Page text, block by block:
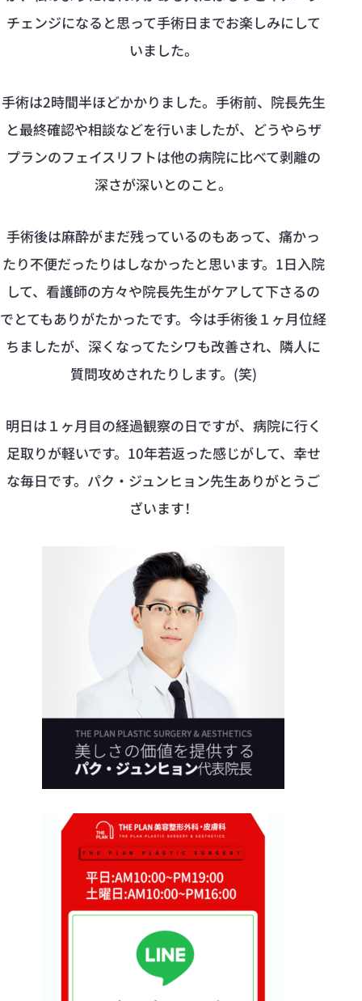
チェンジになると思って手術日までお楽しみにして
いました。
手術は2時間半ほどかかりました。手術前、院長先生
と最終確認や相談などを行いましたが、どうやらザ
プランのフェイスリフトは他の病院に比べて剥離の
深さが深いとのこと。
手術後は麻酔がまだ残っているのもあって、痛かっ
たり不便だったりはしなかったと思います。1日入院
して、看護師の方々や院長先生がケアして下さるの
でとてもありがたかったです。今は手術後１ヶ月位経
ちましたが、深くなってたシワも改善され、隣人に
質問攻めされたりします。(笑)
明日は１ヶ月目の経過観察の日ですが、病院に行く
足取りが軽いです。10年若返った感じがして、幸せ
な毎日です。パク・ジュンヒョン先生ありがとうご
ざいます！